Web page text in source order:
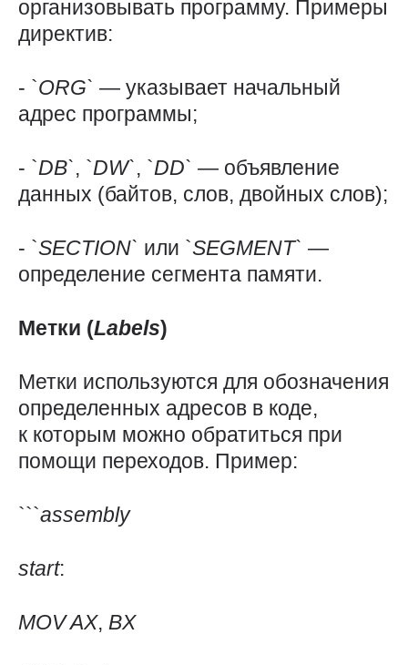
организовывать программу. Примеры
директив:
- `ORG` — указывает начальный
адрес программы;
- `DB`, `DW`, `DD` — объявление
данных (байтов, слов, двойных слов);
- `SECTION` или `SEGMENT` —
определение сегмента памяти.
Метки (Labels)
Метки используются для обозначения
определенных адресов в коде,
к которым можно обратиться при
помощи переходов. Пример:
```assembly
start:
MOVAX, BX